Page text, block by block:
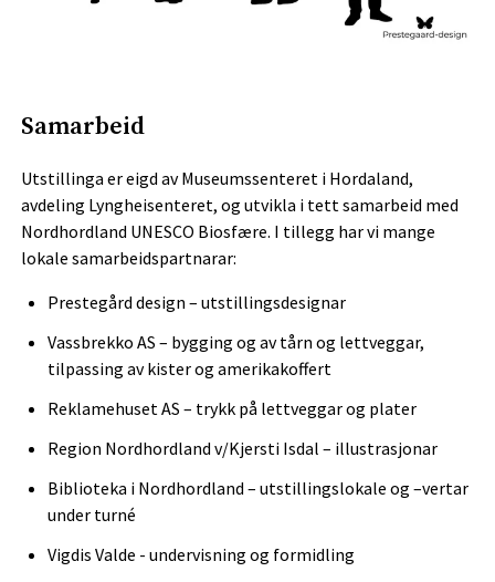
Samarbeid
Utstillinga er eigd av Museumssenteret i Hordaland,
avdeling Lyngheisenteret, og utvikla i tett samarbeid med
Nordhordland UNESCO Biosfære. I tillegg har vi mange
lokale samarbeidspartnarar:
Prestegård design – utstillingsdesignar
Vassbrekko AS – bygging og av tårn og lettveggar,
tilpassing av kister og amerikakoffert
Reklamehuset AS – trykk på lettveggar og plater
Region Nordhordland v/Kjersti Isdal – illustrasjonar
Biblioteka i Nordhordland – utstillingslokale og –vertar
under turné
Vigdis Valde - undervisning og formidling